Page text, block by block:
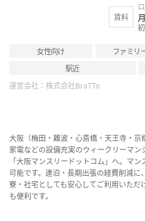
賃料
女性向け ファミリ
駅近
運営会社： 株式会社BraTTo
大阪（梅田・難波・心斎橋・天王寺・京
家電などの設備充実のウィークリーマ
「大阪マンスリードットコム」へ。マ
可能です。連泊・長期出張の経費削減に
寮・社宅としても安心してご利用いた
も便利です。